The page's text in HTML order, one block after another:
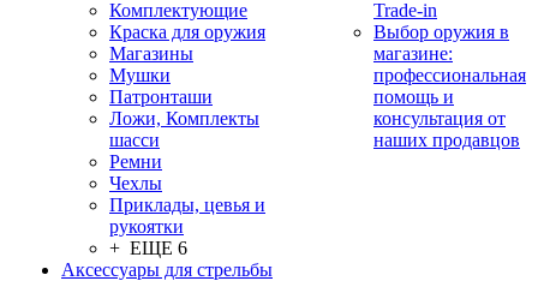
Комплектующие
Краска для оружия
Магазины
Мушки
Патронташи
Ложи, Комплекты
шасси
Ремни
Чехлы
Приклады, цевья и
рукоятки
+ ЕЩЕ 6
Аксессуары для стрельбы
Trade-in
Выбор оружия в
магазине:
профессиональная
помощь и
консультация от
наших продавцов